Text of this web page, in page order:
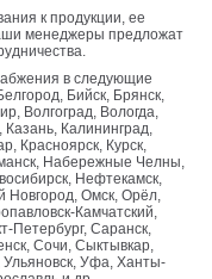
к продукции, ее
менеджеры предложат
в следующие
Бийск, Брянск,
Волгоград, Вологда,
Калининград,
Красноярск, Курск,
Набережные Челны,
Нефтекамск,
Новгород, Омск, Орёл,
Камчатский,
Петербург, Саранск,
Сочи, Сыктывкар,
Ульяновск, Уфа, Ханты-